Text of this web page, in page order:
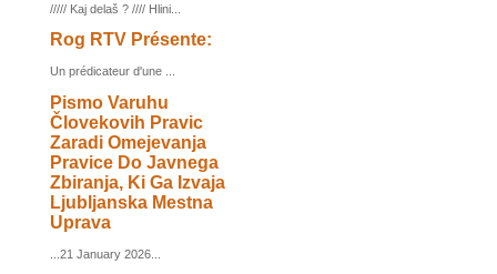
///// Kaj delaš ? //// Hlini...
Rog RTV Présente:
Un prédicateur d'une ...
Pismo Varuhu
Človekovih Pravic
Zaradi Omejevanja
Pravice Do Javnega
Zbiranja, Ki Ga Izvaja
Ljubljanska Mestna
Uprava
...21 January 2026...